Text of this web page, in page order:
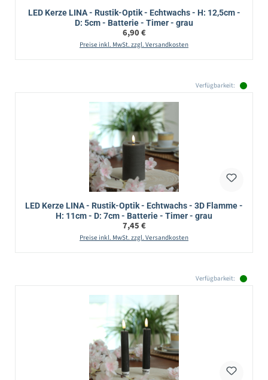
LED Kerze LINA - Rustik-Optik - Echtwachs - H: 12,5cm -
D: 5cm - Batterie - Timer - grau
Regulärer Preis:
6,90 €
Preise inkl. MwSt. zzgl. Versandkosten
Verfügbarkeit:
LED Kerze LINA - Rustik-Optik - Echtwachs - 3D Flamme -
H: 11cm - D: 7cm - Batterie - Timer - grau
Regulärer Preis:
7,45 €
Preise inkl. MwSt. zzgl. Versandkosten
Verfügbarkeit: